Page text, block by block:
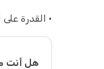
• القدرة
هل أنت